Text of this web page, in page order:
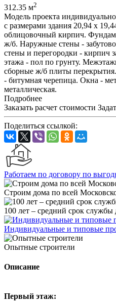
312.35 м2
Модель проекта
с размерами здания 20,94 x
облицовочный кирпич.
ж/б. Наружные стены -
стены и перегородки - кирпич
этажа - пол по грунту.
сборные ж/б плиты
- битумная черепица. Окна -
металлическая.
Подробнее
Заказать расчет стоимости
Поделиться ссылкой:
Работаем по договору по
Строим дома по всей
100 лет – средний срок службы
Индивидуальные и типовые
Опытные строители
Описание
Первый этаж: